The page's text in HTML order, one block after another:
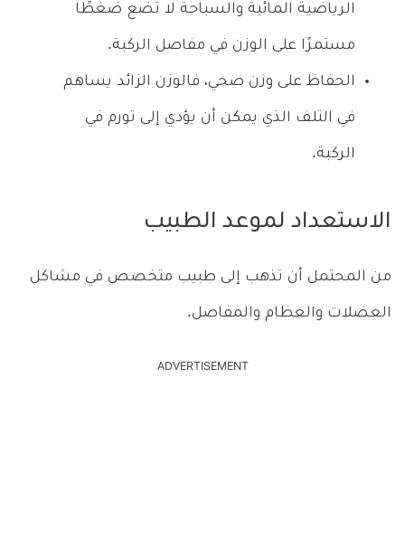
الرياضية المائية والسباحة لا تضع ضغطًا
مستمرًا على الوزن في مفاصل الركبة.
الحفاظ على وزن صحي، فالوزن الزائد يساهم
في التلف الذي يمكن أن يؤدي إلى تورم في
الركبة.
الاستعداد لموعد الطبيب
من المحتمل أن تذهب إلى طبيب متخصص في مشاكل
العضلات والعظام والمفاصل.
ADVERTISEMENT